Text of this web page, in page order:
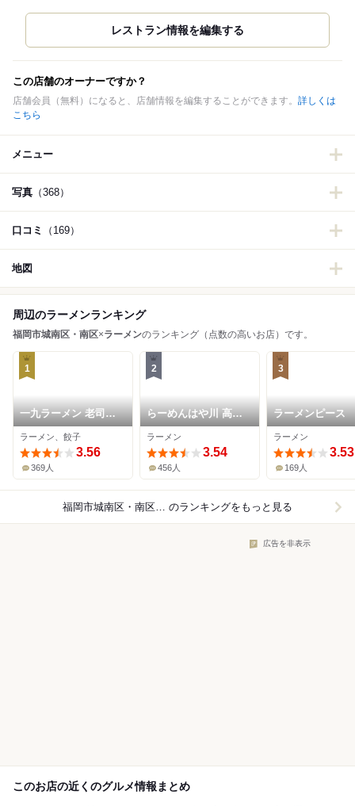
この店舗のオーナーですか？
店舗会員（無料）になると、店舗情報を編集することができます。 詳しくは
こちら
メニュー
写真 （368）
口コミ （169）
地図
周辺のラーメンランキング
福岡市城南区・南区×ラーメンのランキング（点数の高いお店）です。
1
一九ラーメン 老司本
店
ラーメン、餃子
3.56
369人
2
らーめんはや川 高宮
本店
ラーメン
3.54
456人
3
ラーメンピース
ラーメン
3.53
169人
福岡市城南区・南区×ラーメン のランキングをもっと見る
広告を非表示
このお店の近くのグルメ情報まとめ